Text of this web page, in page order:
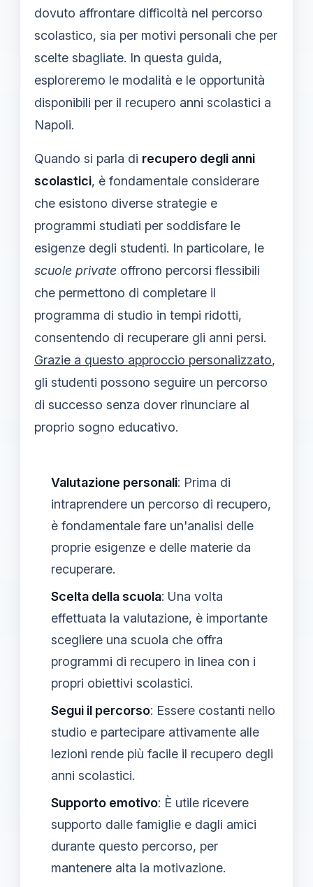
dovuto affrontare difficoltà nel percorso
scolastico, sia per motivi personali che per
scelte sbagliate. In questa guida,
esploreremo le modalità e le opportunità
disponibili per il recupero anni scolastici a
Napoli.
Quando si parla di recupero degli anni
scolastici, è fondamentale considerare
che esistono diverse strategie e
programmi studiati per soddisfare le
esigenze degli studenti. In particolare, le
scuole private offrono percorsi flessibili
che permettono di completare il
programma di studio in tempi ridotti,
consentendo di recuperare gli anni persi.
Grazie a questo approccio personalizzato,
gli studenti possono seguire un percorso
di successo senza dover rinunciare al
proprio sogno educativo.
Valutazione personali: Prima di
intraprendere un percorso di recupero,
è fondamentale fare un'analisi delle
proprie esigenze e delle materie da
recuperare.
Scelta della scuola: Una volta
effettuata la valutazione, è importante
scegliere una scuola che offra
programmi di recupero in linea con i
propri obiettivi scolastici.
Segui il percorso: Essere costanti nello
studio e partecipare attivamente alle
lezioni rende più facile il recupero degli
anni scolastici.
Supporto emotivo: È utile ricevere
supporto dalle famiglie e dagli amici
durante questo percorso, per
mantenere alta la motivazione.